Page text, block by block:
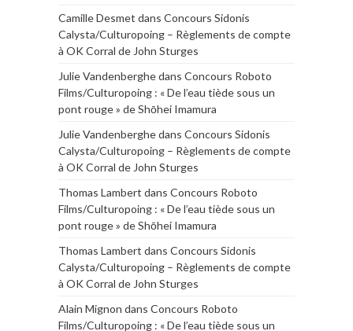
Camille Desmet dans Concours Sidonis
Calysta/Culturopoing – Règlements de compte
à OK Corral de John Sturges
Julie Vandenberghedans Concours Roboto
Films/Culturopoing : « De l’eau tiède sous un
pont rouge » de Shōhei Imamura
Julie Vandenberghedans Concours Sidonis
Calysta/Culturopoing – Règlements de compte
à OK Corral de John Sturges
Thomas Lambert dans Concours Roboto
Films/Culturopoing : « De l’eau tiède sous un
pont rouge » de Shōhei Imamura
Thomas Lambert dans Concours Sidonis
Calysta/Culturopoing – Règlements de compte
à OK Corral de John Sturges
Alain Mignon dans Concours Roboto
Films/Culturopoing : « De l’eau tiède sous un